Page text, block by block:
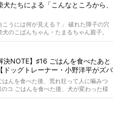
たちによる「こんなところから、
こうには何が見える？」 破れた障子の穴
のこばんちゃん・たまるちゃん親子。
決NOTE】♯16 ごはんを食べたあと
ドッグトレーナー・小野洋平がズバ
はんを食べた後、荒れ狂って人に噛みつ
コ ごはんを食べた後、犬が変わった様